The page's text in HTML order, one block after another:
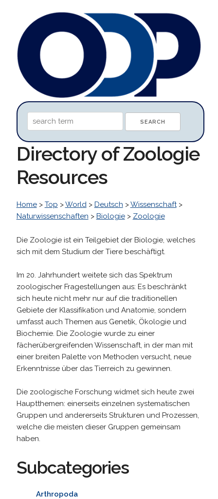
Directory of Zoologie
Resources
Home> Top >World> Deutsch >Wissenschaft>
Naturwissenschaften > Biologie> Zoologie
Die Zoologie ist ein Teilgebiet der Biologie, welches
sich mit dem Studium der Tiere beschäftigt.
Im 20. Jahrhundert weitete sich das Spektrum
zoologischer Fragestellungen aus: Es beschränkt
sich heute nicht mehr nur auf die traditionellen
Gebiete der Klassifikation und Anatomie, sondern
umfasst auch Themen aus Genetik, Ökologie und
Biochemie. Die Zoologie wurde zu einer
fächerübergreifenden Wissenschaft, in der man mit
einer breiten Palette von Methoden versucht, neue
Erkenntnisse über das Tierreich zu gewinnen.
Die zoologische Forschung widmet sich heute zwei
Hauptthemen: einerseits einzelnen systematischen
Gruppen und andererseits Strukturen und Prozessen,
welche die meisten dieser Gruppen gemeinsam
haben.
Subcategories
Arthropoda